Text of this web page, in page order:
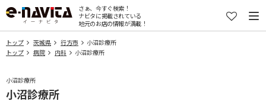
さぁ、今すぐ検索！
ナビタに掲載されている
地元のお店の情報が満載！
トップ 茨城県 行方市
小沼診療所
トップ
病院 内科 小沼診療所
小沼診療所
小沼診療所